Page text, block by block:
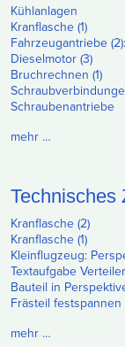
Kühlanlagen
Kranflasche (1)
Fahrzeugantriebe
Dieselmotor (3)
Bruchrechnen (1)
Schraubenantriebe
mehr …
Technisches
Kranflasche (2)
Kranflasche (1)
Kleinflugzeug:
Textaufgabe
Bauteil in
Frästeil festspannen
mehr …